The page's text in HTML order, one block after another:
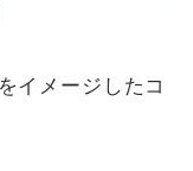
イメージしたコ